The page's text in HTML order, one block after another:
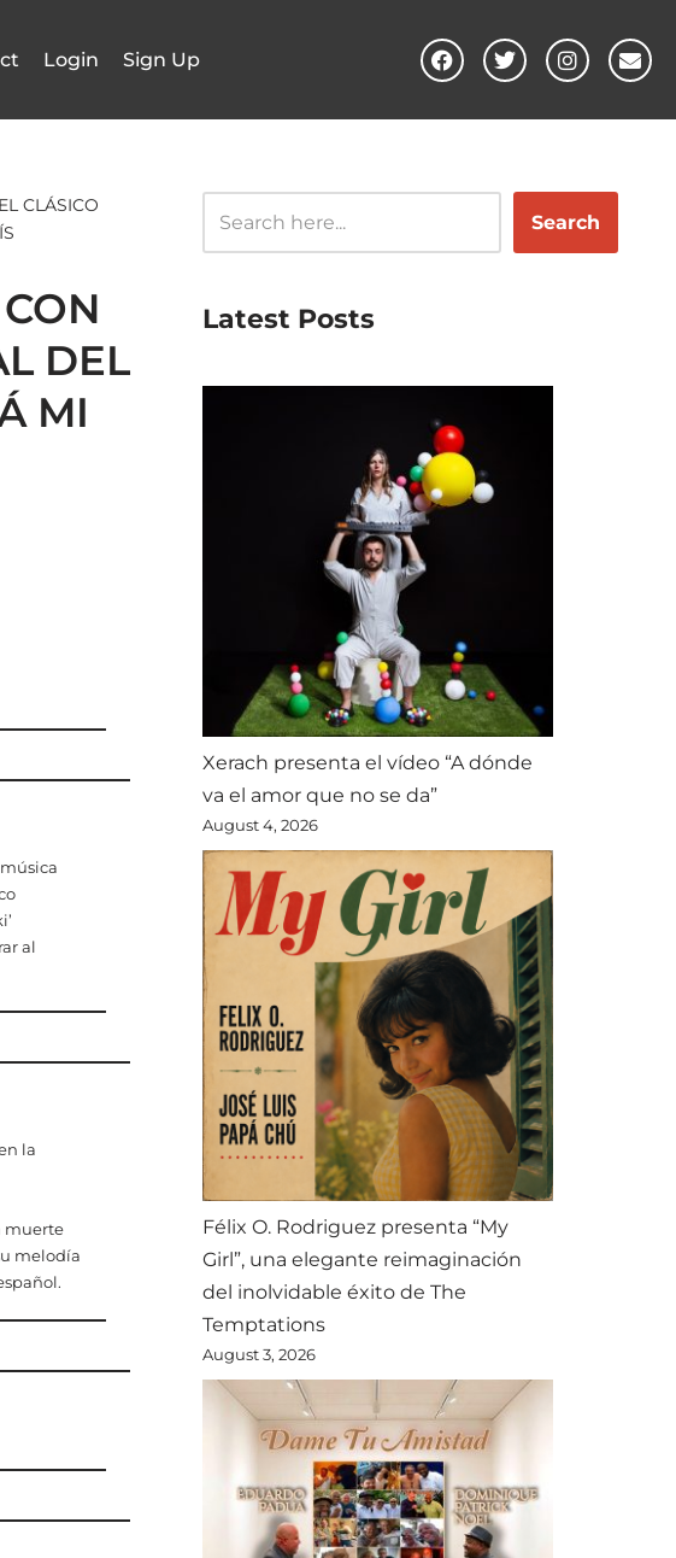
Login Sign Up
CLÁSICO
DEL
MI
al
la
muerte
melodía
Search
Latest Posts
Xerach presenta el vídeo “A dónde
va el amor que no se da”
August 4, 2026
Félix O. Rodriguez presenta “My
Girl”, una elegante reimaginación
del inolvidable éxito de The
Temptations
August 3, 2026